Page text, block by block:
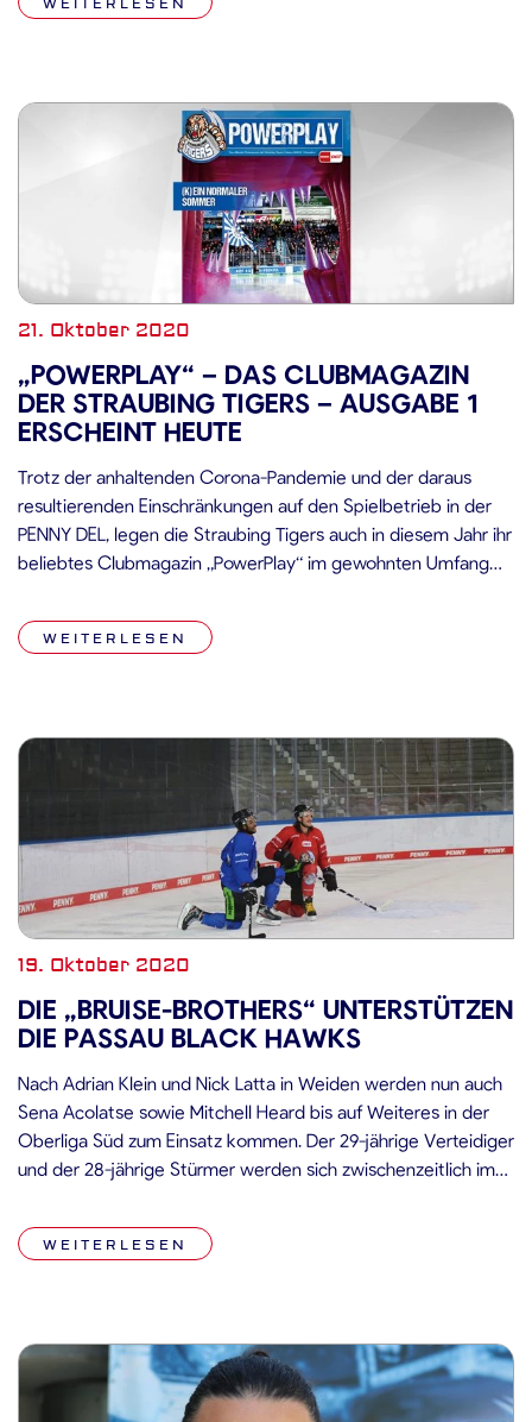
haben wir uns intensiv mit der Thematik auseinandergesetzt
WEITERLESEN
21. Oktober 2020
„POWERPLAY“ – DAS CLUBMAGAZIN
DER STRAUBING TIGERS – AUSGABE 1
ERSCHEINT HEUTE
Trotz der anhaltenden Corona-Pandemie und der daraus
resultierenden Einschränkungen auf den Spielbetrieb in der
PENNY DEL, legen die Straubing Tigers auch in diesem Jahr ihr
beliebtes Clubmagazin „PowerPlay“ im gewohnten Umfang
Stadionausgängen nach Spielende wegen der pandemie-
bedingten Einschränkungen aktuell nicht möglich ist, erfolgt
WEITERLESEN
19. Oktober 2020
DIE „BRUISE-BROTHERS“ UNTERSTÜTZEN
DIE PASSAU BLACK HAWKS
Nach Adrian Klein und Nick Latta in Weiden werden nun auch
Sena Acolatse sowie Mitchell Heard bis auf Weiteres in der
Oberliga Süd zum Einsatz kommen. Der 29-jährige Verteidiger
und der 28-jährige Stürmer werden sich zwischenzeitlich im
verständigten sich die beiden Sportlichen Leiter Christian
Zessack vom EHF […]
WEITERLESEN